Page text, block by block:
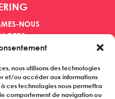
nous utilisons des technologies
et/ou accéder aux informations
ces technologies nous permettra
comportement de navigation ou
NOUS
notre newsletter